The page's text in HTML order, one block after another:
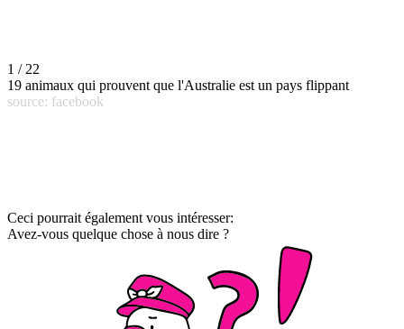
1 / 22
19 animaux qui prouvent que l'Australie est un pays flippant
source: facebook
Ceci pourrait également vous intéresser:
Avez-vous quelque chose à nous dire ?